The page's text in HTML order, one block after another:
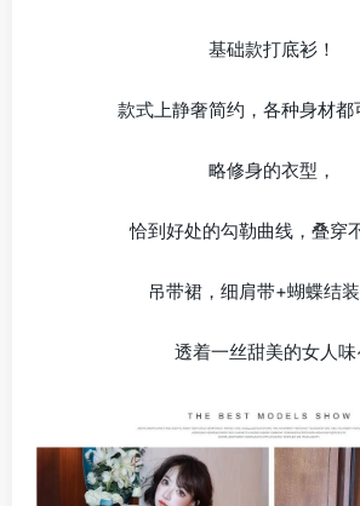
基础款打底衫！
款式上静奢简约，各种身材都
略修身的衣型，
恰到好处的勾勒曲线，叠穿
吊带裙，细肩带+蝴蝶结装
透着一丝甜美的女人